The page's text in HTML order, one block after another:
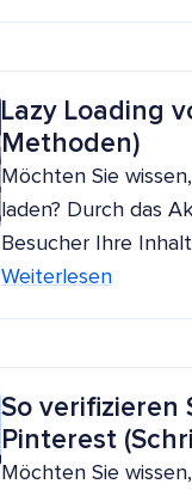
Lazy Loading
Methoden)
Möchten Sie
laden? Durch das
Besucher Ihre
Weiterlesen
So verifizieren
Pinterest
Möchten Sie